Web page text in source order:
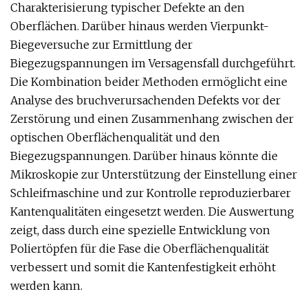
Charakterisierung typischer Defekte an den
Oberflächen. Darüber hinaus werden Vierpunkt-
Biegeversuche zur Ermittlung der
Biegezugspannungen im Versagensfall durchgeführt.
Die Kombination beider Methoden ermöglicht eine
Analyse des bruchverursachenden Defekts vor der
Zerstörung und einen Zusammenhang zwischen der
optischen Oberflächenqualität und den
Biegezugspannungen. Darüber hinaus könnte die
Mikroskopie zur Unterstützung der Einstellung einer
Schleifmaschine und zur Kontrolle reproduzierbarer
Kantenqualitäten eingesetzt werden. Die Auswertung
zeigt, dass durch eine spezielle Entwicklung von
Poliertöpfen für die Fase die Oberflächenqualität
verbessert und somit die Kantenfestigkeit erhöht
werden kann.